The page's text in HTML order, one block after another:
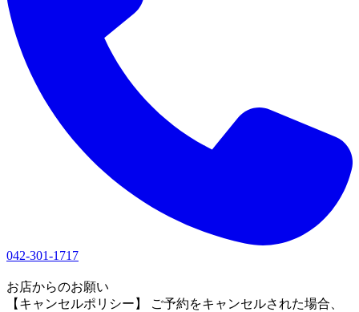
042-301-1717
お店からのお願い
【キャンセルポリシー】 ご予約をキャンセルされた場合、